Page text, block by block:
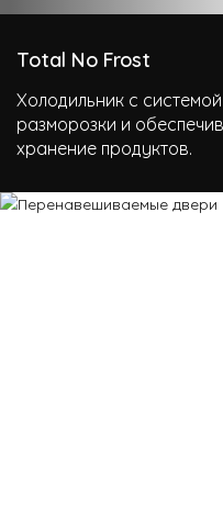
Total No Frost
Холодильник с
разморозки и
хранение продуктов.